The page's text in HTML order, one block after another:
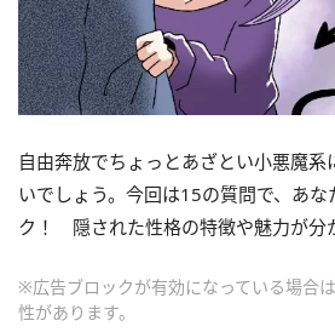
自由奔放でちょっとあざとい小悪魔系
いでしょう。今回は15の質問で、あ
ク！ 隠された性格の特徴や魅力が分
※広告ブロックが有効になっている場合
性があります。